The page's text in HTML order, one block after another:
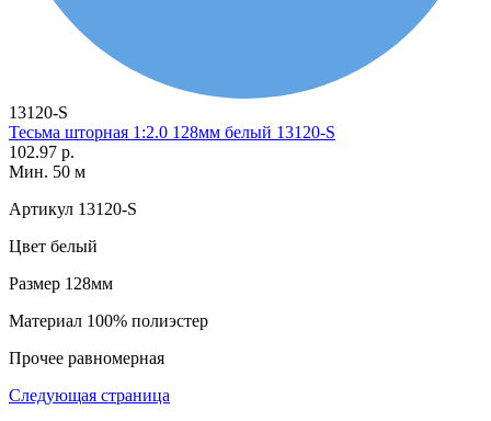
13120-S
Тесьма шторная 1:2.0 128мм белый 13120-S
102.97 р.
Мин. 50 м
Артикул 13120-S
Цвет белый
Размер 128мм
Материал 100% полиэстер
Прочее равномерная
Следующая страница